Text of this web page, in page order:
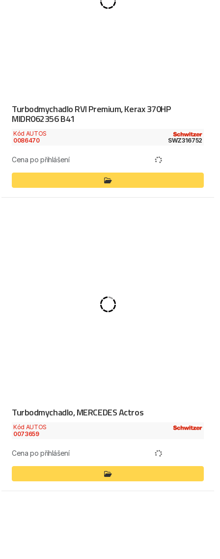
Turbodmychadlo RVI Premium, Kerax 370HP
MIDR062356 B41
Kód AUTOS
0086470
SWZ316752
Cena po přihlášení
Turbodmychadlo, MERCEDES Actros
Kód AUTOS
0073659
Cena po přihlášení